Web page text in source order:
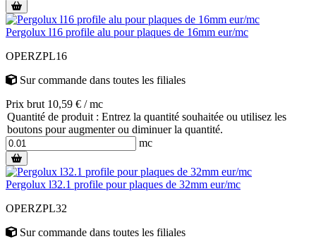
Pergolux l16 profile alu pour plaques de 16mm eur/mc
OPERZPL16
Sur commande dans toutes les filiales
Prix brut 10,59 € / mc
Quantité de produit : Entrez la quantité souhaitée ou utilisez les
boutons pour augmenter ou diminuer la quantité.
mc
Pergolux l32.1 profile pour plaques de 32mm eur/mc
OPERZPL32
Sur commande dans toutes les filiales